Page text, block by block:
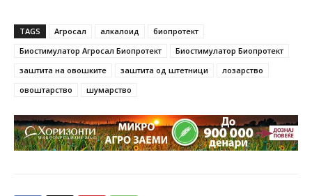
TAGS Агросал алкалоид
биопротект
Биостимулатор Агросал Биопротект
Биостимулатор Биопротект
заштита на овошките
заштита од штетници
лозарство
овоштарство
шумарство